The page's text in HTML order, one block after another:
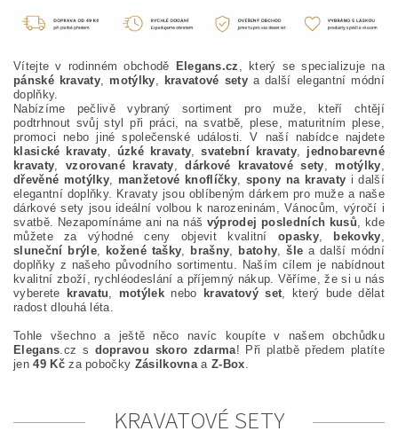
Vítejte v rodinném obchodě Elegans.cz
, který se specializuje na
pánské kravaty
motýlky kravatové setya další elegantní módní
doplňky.
Nabízíme pečlivě vybraný sortiment pro muže, kteří chtějí
podtrhnout svůj styl při práci, na svatbě, plese, maturitním plese,
promoci nebo jiné společenské události. V naší nabídce najdete
klasické kravaty
úzké kravaty ,svatební kravaty
jednobarevné
kravaty ,vzorované kravaty ,dárkové kravatové sety motýlky
dřevěné motýlky, manžetové knoflíčky, spony na kravaty i další
elegantní doplňky. Kravaty jsou oblíbeným dárkem pro muže a naše
dárkové sety jsou ideální volbou k narozeninám, Vánocům, výročí i
svatbě. Nezapomínáme ani na náš výprodej posledních kusů , kde
můžete za výhodné ceny objevit kvalitní opasky, bekovky
sluneční brýle, kožené tašky brašny batohy ,šle a další módní
doplňky z našeho původního sortimentu. Naším cílem je nabídnout
kvalitní zboží, rychléodeslání a příjemný nákup. Věříme, že si u nás
vyberete kravatu motýlek nebo kravatový set , který bude dělat
radost dlouhá léta.
Tohle všechno a ještě něco navíc koupíte v našem obchůdku
Elegans .cz s dopravou skoro zdarma! Při platbě předem platíte
jen49 Kčza pobočky Zásilkovnaa Z-Box
KRAVATOVÉ SETY